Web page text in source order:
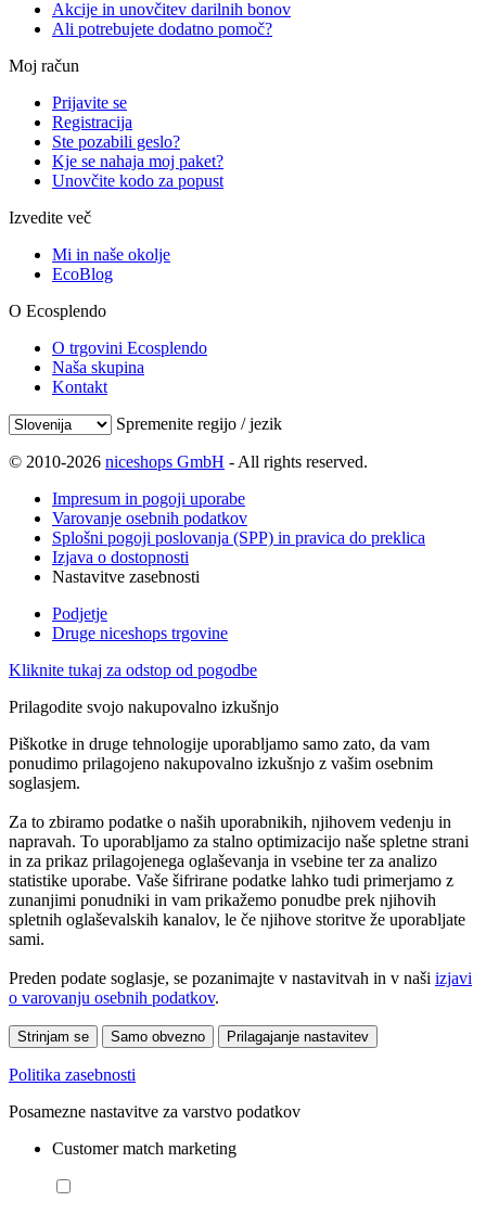
Akcije in unovčitev darilnih bonov
Ali potrebujete dodatno pomoč?
Moj račun
Prijavite se
Registracija
Ste pozabili geslo?
Kje se nahaja moj paket?
Unovčite kodo za popust
Izvedite več
Mi in naše okolje
EcoBlog
O Ecosplendo
O trgovini Ecosplendo
Naša skupina
Kontakt
Spremenite regijo / jezik
© 2010-2026 niceshops GmbH - All rights reserved.
Impresum in pogoji uporabe
Varovanje osebnih podatkov
Splošni pogoji poslovanja (SPP) in pravica do preklica
Izjava o dostopnosti
Nastavitve zasebnosti
Podjetje
Druge niceshops trgovine
Kliknite tukaj za odstop od pogodbe
Prilagodite svojo nakupovalno izkušnjo
Piškotke in druge tehnologije uporabljamo samo zato, da vam
ponudimo prilagojeno nakupovalno izkušnjo z vašim osebnim
soglasjem.
Za to zbiramo podatke o naših uporabnikih, njihovem vedenju in
napravah. To uporabljamo za stalno optimizacijo naše spletne strani
in za prikaz prilagojenega oglaševanja in vsebine ter za analizo
statistike uporabe. Vaše šifrirane podatke lahko tudi primerjamo z
zunanjimi ponudniki in vam prikažemo ponudbe prek njihovih
spletnih oglaševalskih kanalov, le če njihove storitve že uporabljate
sami.
Preden podate soglasje, se pozanimajte v nastavitvah in v naši izjavi
o varovanju osebnih podatkov.
Strinjam se Samo obvezno Prilagajanje nastavitev
Politika zasebnosti
Posamezne nastavitve za varstvo podatkov
Customer match marketing